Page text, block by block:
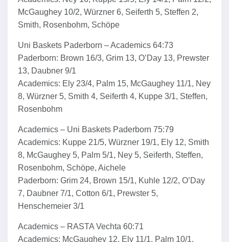
McGaughey 10/2, Würzner 6, Seiferth 5, Steffen 2,
Smith, Rosenbohm, Schöpe
Uni Baskets Paderborn – Academics 64:73
Paderborn: Brown 16/3, Grim 13, O’Day 13, Prewster
13, Daubner 9/1
Academics: Ely 23/4, Palm 15, McGaughey 11/1, Ney
8, Würzner 5, Smith 4, Seiferth 4, Kuppe 3/1, Steffen,
Rosenbohm
Academics – Uni Baskets Paderborn 75:79
Academics: Kuppe 21/5, Würzner 19/1, Ely 12, Smith
8, McGaughey 5, Palm 5/1, Ney 5, Seiferth, Steffen,
Rosenbohm, Schöpe, Aichele
Paderborn: Grim 24, Brown 15/1, Kuhle 12/2, O’Day
7, Daubner 7/1, Cotton 6/1, Prewster 5,
Henschemeier 3/1
Academics – RASTA Vechta 60:71
Academics: McGaughey 12, Ely 11/1, Palm 10/1,